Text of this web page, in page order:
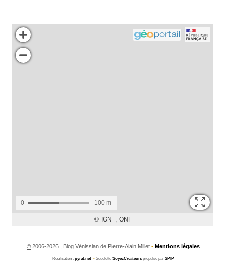
©2006-2026 , Blog Vénissian de Pierre-Alain Millet • Mentions légales
Réalisation : pyrat.net • Squelette SoyezCréateurs propulsé par SPIP